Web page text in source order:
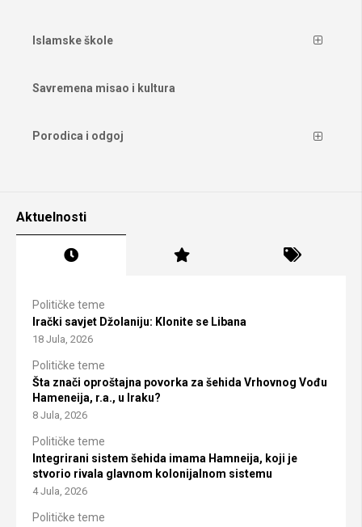
Islamske škole
Savremena misao i kultura
Porodica i odgoj
Aktuelnosti
Političke teme
Irački savjet Džolaniju: Klonite se Libana
18 Jula, 2026
Političke teme
Šta znači oproštajna povorka za šehida Vrhovnog Vođu
Hameneija, r.a., u Iraku?
8 Jula, 2026
Političke teme
Integrirani sistem šehida imama Hamneija, koji je
stvorio rivala glavnom kolonijalnom sistemu
4 Jula, 2026
Političke teme